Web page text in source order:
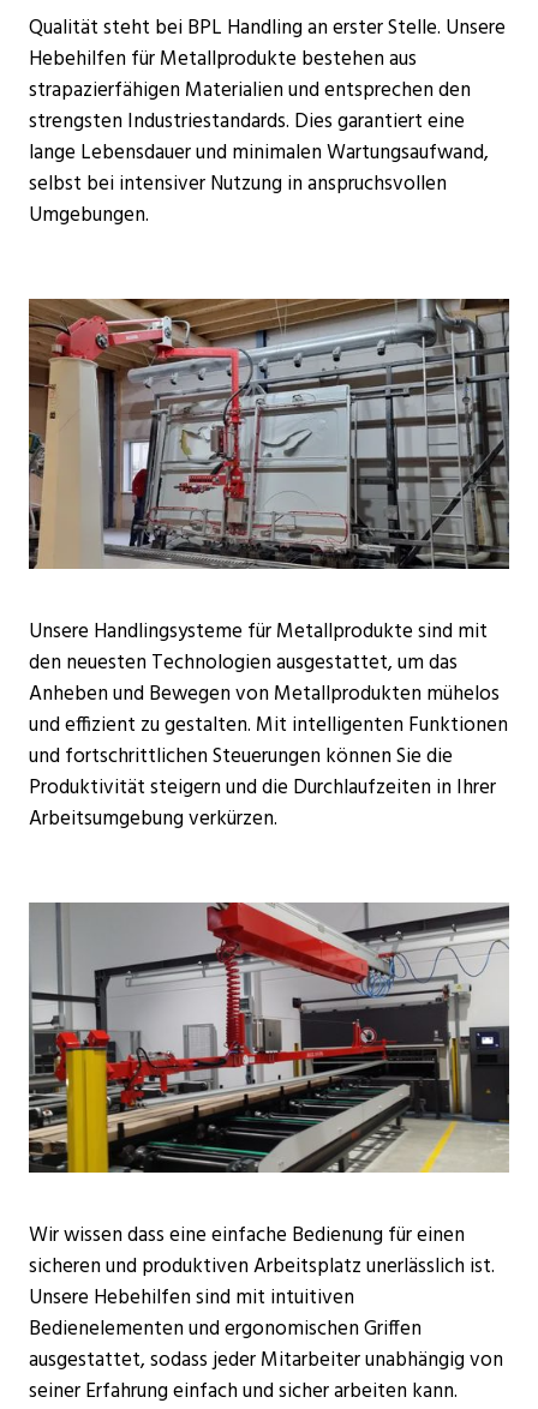
Qualität steht bei BPL Handling an erster Stelle. Unsere
Hebehilfen für Metallprodukte bestehen aus
strapazierfähigen Materialien und entsprechen den
strengsten Industriestandards. Dies garantiert eine
lange Lebensdauer und minimalen Wartungsaufwand,
selbst bei intensiver Nutzung in anspruchsvollen
Umgebungen.
Unsere Handlingsysteme für Metallprodukte sind mit
den neuesten Technologien ausgestattet, um das
Anheben und Bewegen von Metallprodukten mühelos
und effizient zu gestalten. Mit intelligenten Funktionen
und fortschrittlichen Steuerungen können Sie die
Produktivität steigern und die Durchlaufzeiten in Ihrer
Arbeitsumgebung verkürzen.
Wir wissen dass eine einfache Bedienung für einen
sicheren und produktiven Arbeitsplatz unerlässlich ist.
Unsere Hebehilfen sind mit intuitiven
Bedienelementen und ergonomischen Griffen
ausgestattet, sodass jeder Mitarbeiter unabhängig von
seiner Erfahrung einfach und sicher arbeiten kann.